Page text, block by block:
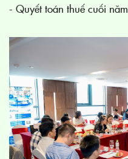
- Quyết toán thuế cuối năm